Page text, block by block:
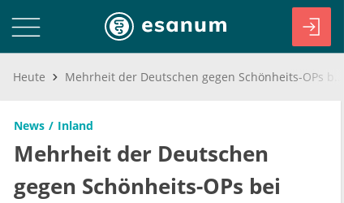
Heute
News Inland
Mehrheit der Deutschen
gegen Schönheits-OPs bei